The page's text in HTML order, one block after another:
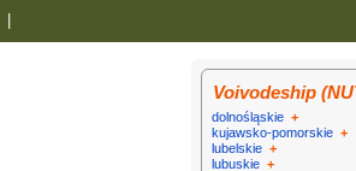
|
Voivodeship
dolnośląskie +
kujawsko-pomorskie +
lubelskie +
lubuskie +